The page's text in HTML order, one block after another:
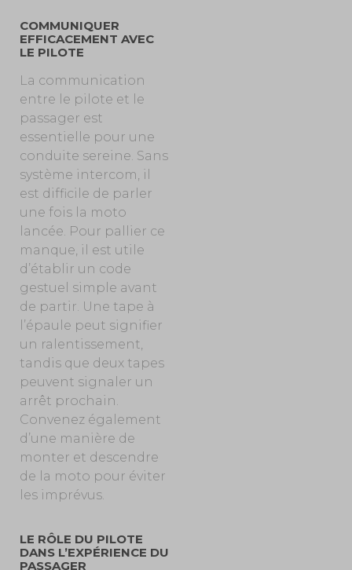
COMMUNIQUER
EFFICACEMENT AVEC
LE PILOTE
La communication
entre le pilote et le
passager est
essentielle pour une
conduite sereine. Sans
système intercom, il
est difficile de parler
une fois la moto
lancée. Pour pallier ce
manque, il est utile
d’établir un code
gestuel simple avant
de partir. Une tape à
l’épaule peut signifier
un ralentissement,
tandis que deux tapes
peuvent signaler un
arrêt prochain.
Convenez également
d’une manière de
monter et descendre
de la moto pour éviter
les imprévus.
LE RÔLE DU PILOTE
DANS L’EXPÉRIENCE DU
PASSAGER